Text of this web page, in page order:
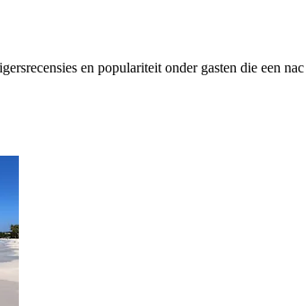
en populariteit onder gasten die een